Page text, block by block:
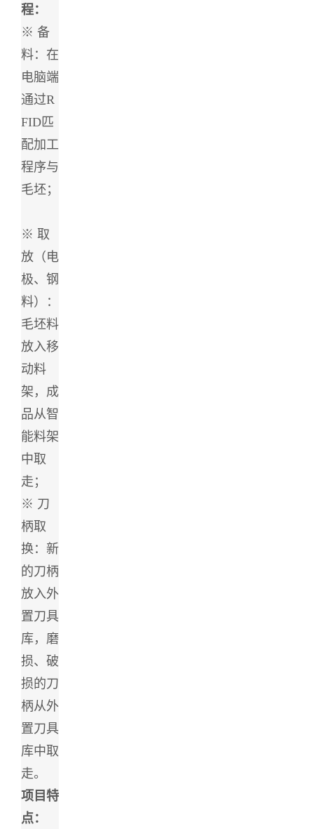
程：
※ 备
料：在
电脑端
通过R
FID匹
配加工
程序与
毛坯；
※ 取
放（电
极、钢
料）：
毛坯料
放入移
动料
架，成
品从智
能料架
中取
走；
※ 刀
柄取
换：新
的刀柄
放入外
置刀具
库，磨
损、破
损的刀
柄从外
置刀具
库中取
走。
项目特
点：